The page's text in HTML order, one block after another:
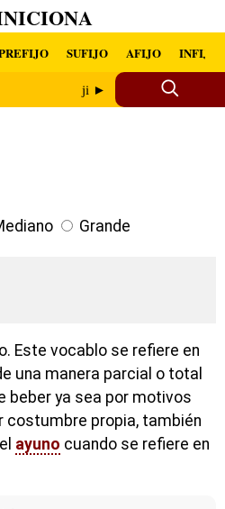
SUFIJO AFIJO INFIJO
ji ►
Grande
Este vocablo se refiere en
una manera parcial o total
beber ya sea por motivos
costumbre propia, también
ayuno cuando se refiere en